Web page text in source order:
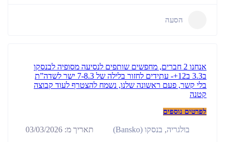
הסעה
אנחנו 2 חברים, מחפשים שותפים לנסיעה מסופיה לבנסקו
ב3.3 ב12+- עתידים לחזור בלילה של 7-8.3 ישר לשדה”ת
בלי קשר, פעם ראשונה שלנו, נשמח להצטרף לעוד קבוצה
קטנה
לפרטים נוספים
בולגריה, בנסקו (Bansko) תאריך מ: 03/03/2026